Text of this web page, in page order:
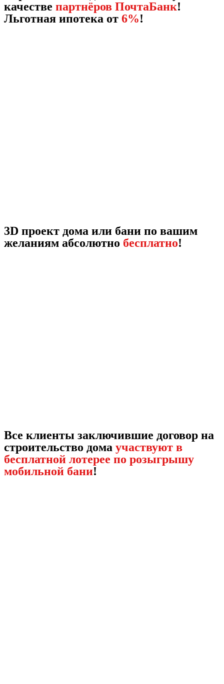
качестве партнёров ПочтаБанк!
Льготная ипотека от 6%!
3D проект дома или бани по вашим
желаниям абсолютно бесплатно!
Все клиенты заключившие договор на
строительство дома участвуют в
бесплатной лотерее по розыгрышу
мобильной бани!